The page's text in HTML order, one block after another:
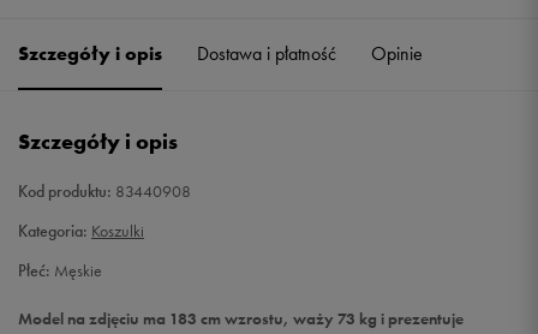
M Powiadom o dostępności
XXL Powiadom o dostępności
Szczegóły i opis Dostawa i płatność Opinie
Szczegóły i opis
Kod produktu: 83440908
Kategoria: Koszulki
Płeć: Męskie
Model na zdjęciu ma 183 cm wzrostu, waży 73 kg i prezentuje